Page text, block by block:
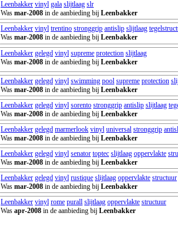
Leenbakker vinyl gala slijtlaag slr
Was mar-2008 in de aanbieding bij Leenbakker
Leenbakker vinyl trentino stronggrip antislip slijtlaag
Was mar-2008 in de aanbieding bij Leenbakker
Leenbakker gelegd vinyl supreme protection slijtlaag
Was mar-2008 in de aanbieding bij Leenbakker
Leenbakker gelegd vinyl swimming pool supreme protection
Was mar-2008 in de aanbieding bij Leenbakker
Leenbakker gelegd vinyl sorento stronggrip antislip slijtlaag
Was mar-2008 in de aanbieding bij Leenbakker
Leenbakker gelegd marmerlook vinyl universal stronggrip
Was mar-2008 in de aanbieding bij Leenbakker
Leenbakker gelegd vinyl senator toptec slijtlaag oppervlakte
Was mar-2008 in de aanbieding bij Leenbakker
Leenbakker gelegd vinyl rustique slijtlaag oppervlakte structuur
Was mar-2008 in de aanbieding bij Leenbakker
Leenbakker vinyl rome purall slijtlaag oppervlakte structuur
Was apr-2008 in de aanbieding bij Leenbakker